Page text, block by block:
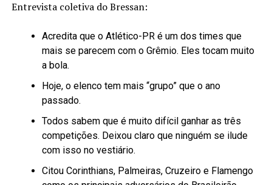
Entrevista coletiva do Bressan:
Acredita que o Atlético-PR é um dos times que
mais se parecem com o Grêmio. Eles tocam muito
a bola.
Hoje, o elenco tem mais “grupo” que o ano
passado.
Todos sabem que é muito difícil ganhar as três
competições. Deixou claro que ninguém se ilude
com isso no vestiário.
Citou Corinthians, Palmeiras, Cruzeiro e Flamengo